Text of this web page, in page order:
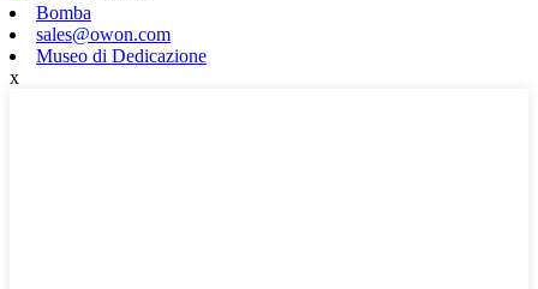
Bomba
sales@owon.com
Museo di Dedicazione
x